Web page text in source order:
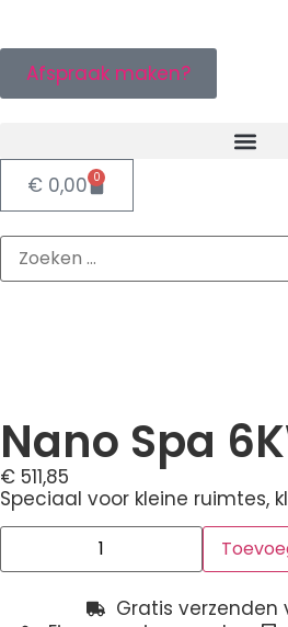
Afspraak maken?
€ 0,00 0
Nano Spa
€ 511,85
Speciaal voor kleine ruimtes,
Gratis